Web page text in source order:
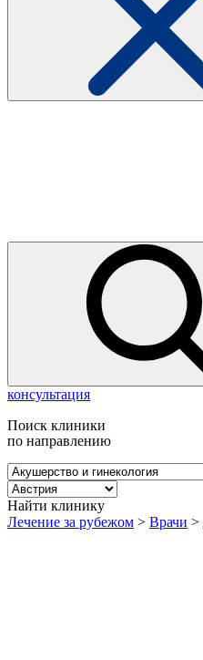
консультация
Поиск клиники
по направлению
Найти клинику
Лечение за рубежом > Врачи >